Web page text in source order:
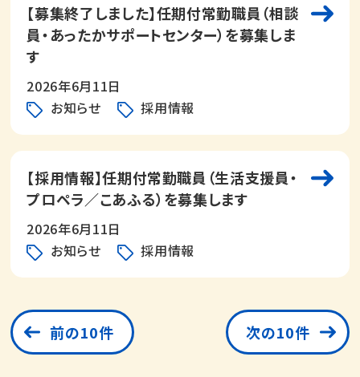
【募集終了しました】任期付常勤職員（相談
員・あったかサポートセンター）を募集しま
す
2026年6月11日
お知らせ
採用情報
【採用情報】任期付常勤職員（生活支援員・
プロペラ／こあふる）を募集します
2026年6月11日
お知らせ
採用情報
前の10件 次の10件